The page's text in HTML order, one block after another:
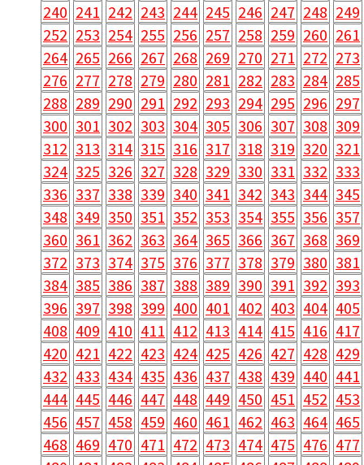
240 241 242 243 244 245 246 247 248 249
252 253 254 255 256 257 258 259 260 261
264 265 266 267 268 269 270 271 272 273
276 277 278 279 280 281 282 283 284 285
288 289 290 291 292 293 294 295 296 297
300 301 302 303 304 305 306 307 308 309
312 313 314 315 316 317 318 319 320 321
324 325 326 327 328 329 330 331 332 333
336 337 338 339 340 341 342 343 344 345
348 349 350 351 352 353 354 355 356 357
360 361 362 363 364 365 366 367 368 369
372 373 374 375 376 377 378 379 380 381
384 385 386 387 388 389 390 391 392 393
396 397 398 399 400 401 402 403 404 405
408 409 410 411 412 413 414 415 416 417
420 421 422 423 424 425 426 427 428 429
432 433 434 435 436 437 438 439 440 441
444 445 446 447 448 449 450 451 452 453
456 457 458 459 460 461 462 463 464 465
468 469 470 471 472 473 474 475 476 477